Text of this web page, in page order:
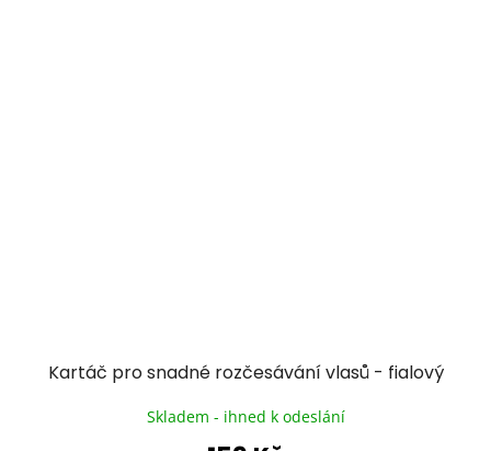
Kartáč pro snadné rozčesávání vlasů - fialový
Skladem - ihned k odeslání